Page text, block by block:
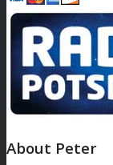
About Peter